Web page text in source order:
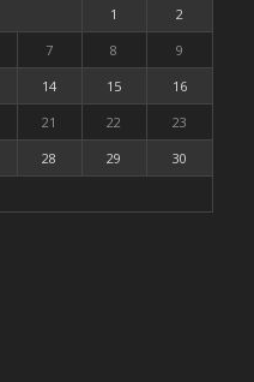
1
2
7 8
9
14 15
16
21 22
23
28 29
30